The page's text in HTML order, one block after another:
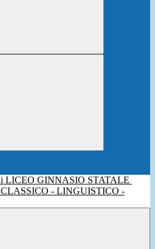
LICEO GINNASIO STATALE
CLASSICO - LINGUISTICO -